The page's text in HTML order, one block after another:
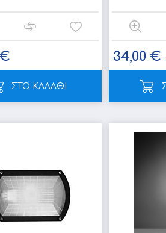
ΣΤΟ ΚΑΛΑΘΙ
34,00 €